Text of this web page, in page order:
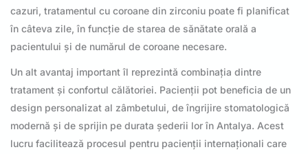
cazuri, tratamentul cu coroane din zirconiu poate fi planificat
în câteva zile, în funcție de starea de sănătate orală a
pacientului și de numărul de coroane necesare.
Un alt avantaj important îl reprezintă combinația dintre
tratament și confortul călătoriei. Pacienții pot beneficia de un
design personalizat al zâmbetului, de îngrijire stomatologică
modernă și de sprijin pe durata șederii lor în Antalya. Acest
lucru facilitează procesul pentru pacienții internaționali care